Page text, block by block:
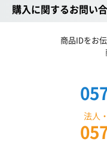
購入に関するお問い
商品IDをお
法人